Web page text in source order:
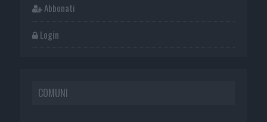
Abbonati
Login
COMUNI